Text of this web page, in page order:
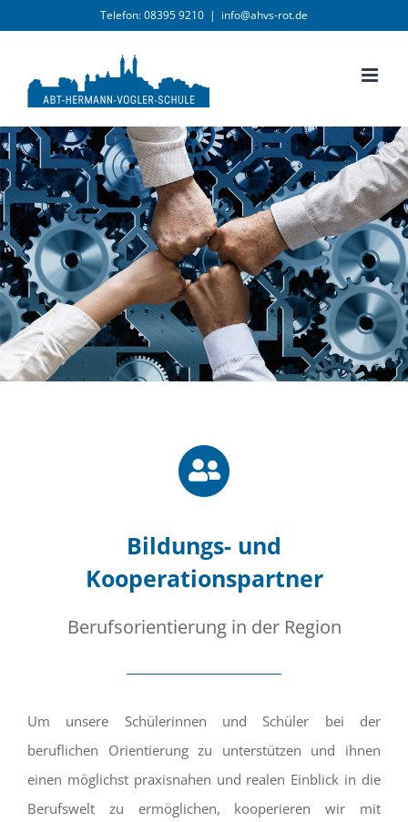
Telefon: 08395 9210 | info@ahvs-rot.de
Bildungs- und
Kooperationspartner
Berufsorientierung in der Region
Um unsere Schülerinnen und Schüler bei der
beruflichen Orientierung zu unterstützen und ihnen
einen möglichst praxisnahen und realen Einblick in die
Berufswelt zu ermöglichen, kooperieren wir mit